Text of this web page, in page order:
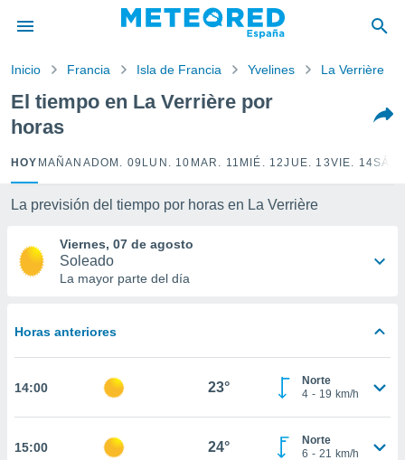
por
para
la
calidad.
a este
las
y
forma
basada
permite
Inicio Francia Isla de Francia Yvelines La Verrière
El tiempo en La Verrière por
horas
HOY MAÑANA DOM. 09 LUN. 10 MAR. 11 MIÉ. 12JUE. 13VIE. 14
La previsión del tiempo por horas en La Verrière
Viernes, 07 de agosto
Soleado
La mayor parte del día
Horas anteriores
14:00 23°
Norte
4 - 19 km/h
15:00 24°
Norte
6 - 21 km/h